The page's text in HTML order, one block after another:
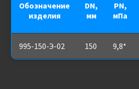
Обозначение
изделия
DN,
мм
PN,
мПа
995-150-Э-02 150 9,8*